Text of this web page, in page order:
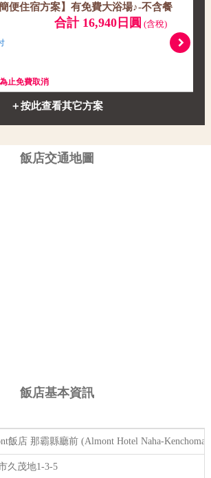
便住宿方案】有免費大浴場♪-不含餐
合計 16,940日圓 (含稅)
止免費取消
＋按此查看其它方案
飯店交通地圖
飯店基本資訊
飯店 那霸縣廳前 (Almont Hotel Naha-
久茂地1-3-5